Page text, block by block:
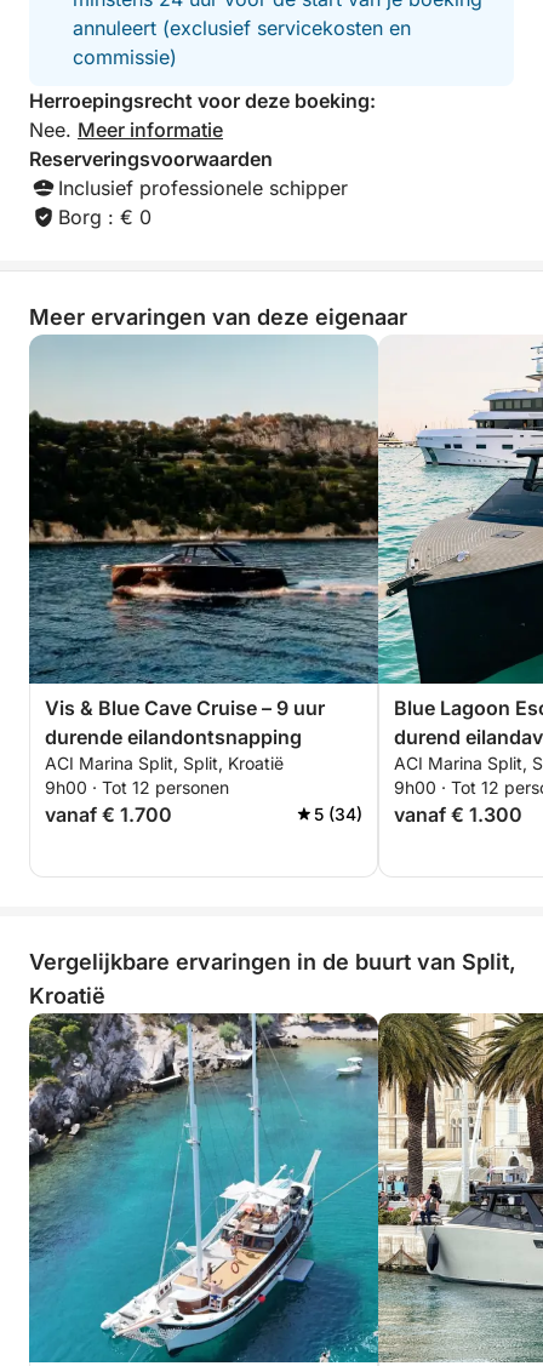
annuleert (exclusief servicekosten en
commissie)
Herroepingsrecht voor deze boeking:
Nee. Meer informatie
Reserveringsvoorwaarden
Inclusief professionele schipper
Borg : € 0
Meer ervaringen van deze eigenaar
Vis & Blue Cave Cruise – 9 uur
durende eilandontsnapping
ACI Marina Split, Split, Kroatië
9h00 · Tot 12 personen
vanaf € 1.700 5 (34)
Blue Lagoon
durend
ACI Marina Split,
9h00 · Tot 12
vanaf € 1.300
Vergelijkbare ervaringen in de buurt van Split,
Kroatië